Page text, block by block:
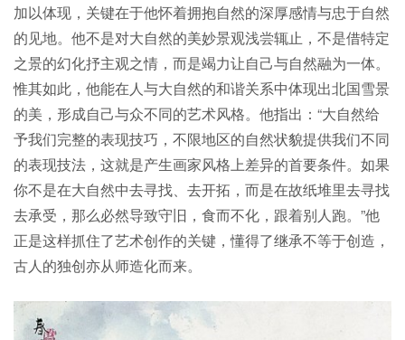
加以体现，关键在于他怀着拥抱自然的深厚感情与忠于自然
的见地。他不是对大自然的美妙景观浅尝辄止，不是借特定
之景的幻化抒主观之情，而是竭力让自己与自然融为一体。
惟其如此，他能在人与大自然的和谐关系中体现出北国雪景
的美，形成自己与众不同的艺术风格。他指出：“大自然给
予我们完整的表现技巧，不限地区的自然状貌提供我们不同
的表现技法，这就是产生画家风格上差异的首要条件。如果
你不是在大自然中去寻找、去开拓，而是在故纸堆里去寻找
去承受，那么必然导致守旧，食而不化，跟着别人跑。”他
正是这样抓住了艺术创作的关键，懂得了继承不等于创造，
古人的独创亦从师造化而来。